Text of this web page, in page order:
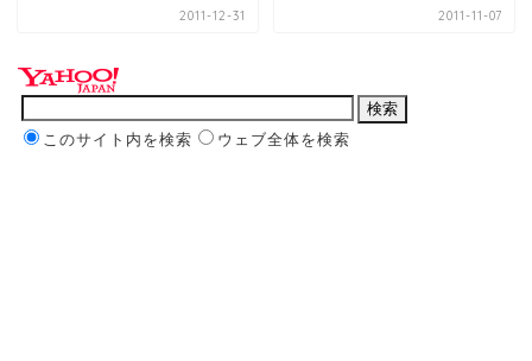
2011-12-31 2011-11-07
このサイト内を検索 ウェブ全体を検索